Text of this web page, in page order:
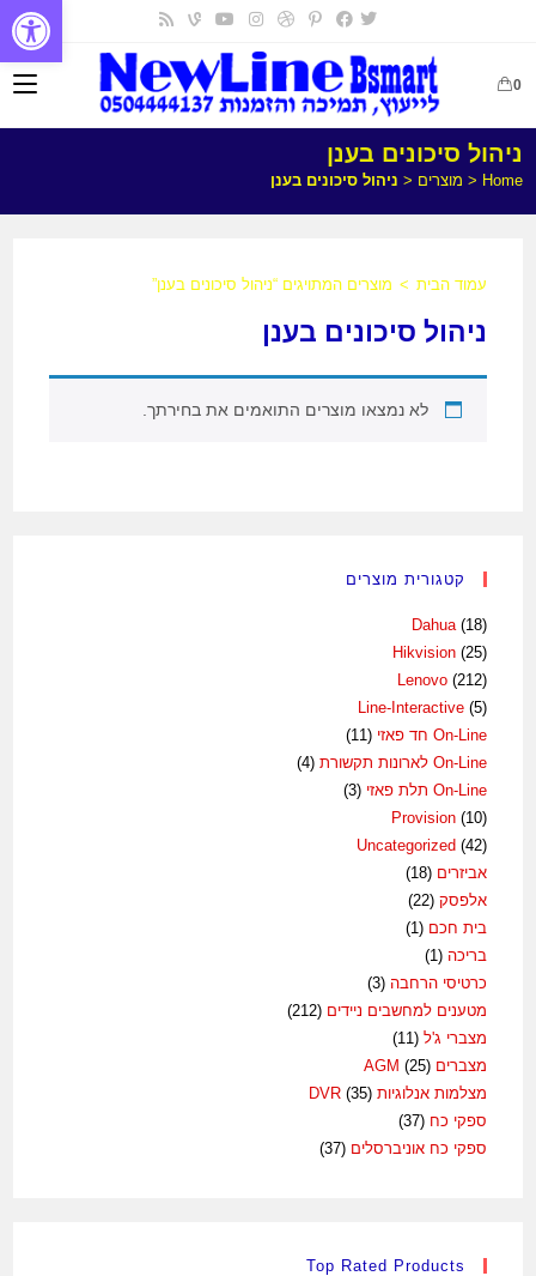
0
ניהול סיכונים בענן
Home
< מוצרים < ניהול סיכונים בענן
עמוד הבית > מוצרים המתויגים “ניהול סיכונים בענן”
ניהול סיכונים בענן
לא נמצאו מוצרים התואמים את בחירתך.
קטגורית מוצרים
Dahua (18)
Hikvision (25)
Lenovo (212)
Line-Interactive (5)
On-Line חד פאזי
(11)
On-Line לארונות תקשורת
(4)
On-Line תלת פאזי
(3)
Provision (10)
Uncategorized (42)
אביזרים (18)
אלפסק (22)
בית חכם (1)
בריכה (1)
כרטיסי הרחבה (3)
מטענים למחשבים ניידים (212)
מצברי ג'ל (11)
מצברים AGM(25)
מצלמות אנלוגיות DVR(35)
ספקי כח (37)
ספקי כח אוניברסלים (37)
Top Rated Products